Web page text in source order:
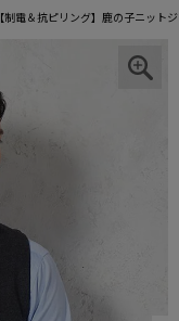
【制電＆抗ピリング】鹿の子ニット